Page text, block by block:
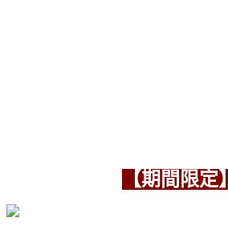
【期間限定】